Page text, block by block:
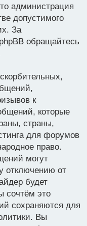
администрация
допустимого
За
обращайтесь
к
которые
страны,
для форумов
право.
могут
отключению от
будет
сочтём это
сохраняются для
Вы